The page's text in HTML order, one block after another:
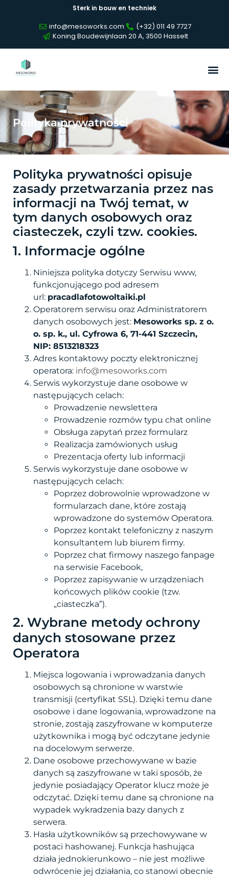
Sterk in bouw en techniek
info@mesoworks.com
(+32) 011 49 7727
Koning Boudewijnlaan 20 A, 3500 Hasselt
Polityka prywatności
Polityka prywatności opisuje
zasady przetwarzania przez nas
informacji na Twój temat, w
tym danych osobowych oraz
ciasteczek, czyli tzw. cookies.
1. Informacje ogólne
Niniejsza polityka dotyczy Serwisu www,
funkcjonującego pod adresem
url: pracadlafotowoltaiki.pl
Operatorem serwisu oraz Administratorem
danych osobowych jest: Mesoworks sp. z o.
o. sp. k., ul. Cyfrowa 6, 71-441 Szczecin,
NIP: 8513218323
Adres kontaktowy poczty elektronicznej
operatora: info@mesoworks.com
Serwis wykorzystuje dane osobowe w
następujących celach:
Prowadzenie newslettera
Prowadzenie rozmów typu chat online
Obsługa zapytań przez formularz
Realizacja zamówionych usług
Prezentacja oferty lub informacji
Serwis wykorzystuje dane osobowe w
następujących celach:
Poprzez dobrowolnie wprowadzone w
formularzach dane, które zostają
wprowadzone do systemów Operatora.
Poprzez kontakt telefoniczny z naszym
konsultantem lub biurem firmy.
Poprzez chat firmowy naszego fanpage
na serwisie Facebook,
Poprzez zapisywanie w urządzeniach
końcowych plików cookie (tzw.
„ciasteczka”).
2. Wybrane metody ochrony
danych stosowane przez
Operatora
Miejsca logowania i wprowadzania danych
osobowych są chronione w warstwie
transmisji (certyfikat SSL). Dzięki temu dane
osobowe i dane logowania, wprowadzone na
stronie, zostają zaszyfrowane w komputerze
użytkownika i mogą być odczytane jedynie
na docelowym serwerze.
Dane osobowe przechowywane w bazie
danych są zaszyfrowane w taki sposób, że
jedynie posiadający Operator klucz może je
odczytać. Dzięki temu dane są chronione na
wypadek wykradzenia bazy danych z
serwera.
Hasła użytkowników są przechowywane w
postaci hashowanej. Funkcja hashująca
działa jednokierunkowo – nie jest możliwe
odwrócenie jej działania, co stanowi obecnie